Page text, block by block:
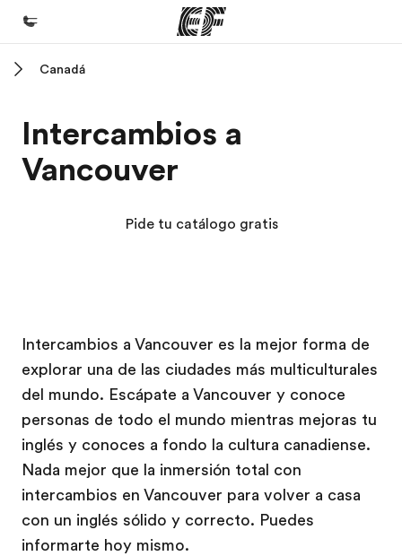
Programas
Ver todo lo que hacemos
Trabajos
Únete al equipo
Canadá
Intercambios a
Vancouver
Pide tu catálogo gratis
Intercambios a Vancouver es la mejor forma de
explorar una de las ciudades más multiculturales
del mundo. Escápate a Vancouver y conoce
personas de todo el mundo mientras mejoras tu
inglés y conoces a fondo la cultura canadiense.
Nada mejor que la inmersión total con
intercambios en Vancouver para volver a casa
con un inglés sólido y correcto. Puedes
informarte hoy mismo.